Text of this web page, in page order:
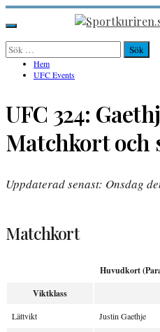
Hoppa
till
innehåll
Sportkuriren.se
Primär
meny
Sök
efter: Hem
UFC Events
UFC 324:
Matchkort och
Uppdaterad senast: Onsdag
Matchkort
Huvudkort
Viktklass
Lättvikt Justin Gaethje